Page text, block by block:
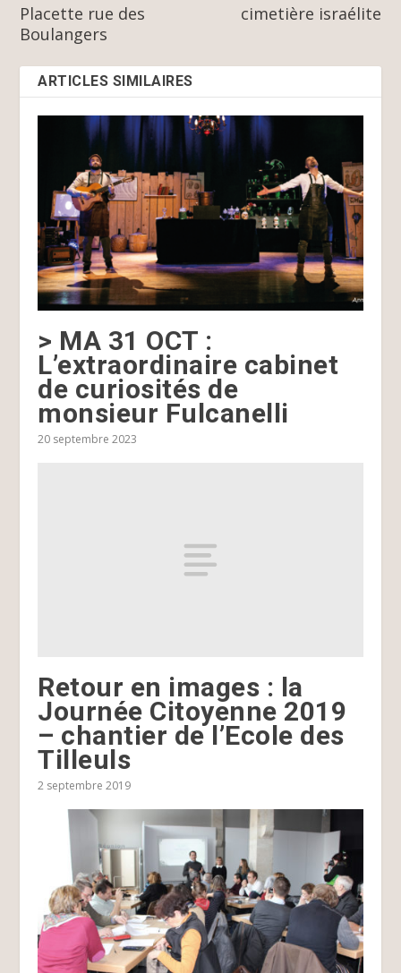
Placette rue des
Boulangers
cimetière israélite
ARTICLES SIMILAIRES
> MA 31 OCT :
L’extraordinaire cabinet
de curiosités de
monsieur Fulcanelli
20 septembre 2023
Retour en images : la
Journée Citoyenne 2019
– chantier de l’Ecole des
Tilleuls
2 septembre 2019